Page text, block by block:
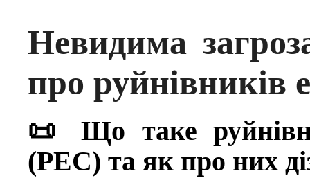
Невидима
про руйнівників
📜 Що таке
(РЕС) та як про них